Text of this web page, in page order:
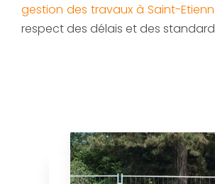
gestion des travaux à Saint-
respect des délais et des